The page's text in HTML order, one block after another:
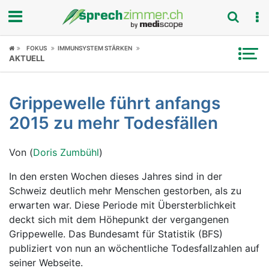
Fokus
Symptome
Ratgeber
Rubriken
FOKUS IMMUNSYSTEM STÄRKEN
AKTUELL
Grippewelle führt anfangs
2015 zu mehr Todesfällen
Von (Doris Zumbühl)
In den ersten Wochen dieses Jahres sind in der
Schweiz deutlich mehr Menschen gestorben, als zu
erwarten war. Diese Periode mit Übersterblichkeit
deckt sich mit dem Höhepunkt der vergangenen
Grippewelle. Das Bundesamt für Statistik (BFS)
publiziert von nun an wöchentliche Todesfallzahlen auf
seiner Webseite.